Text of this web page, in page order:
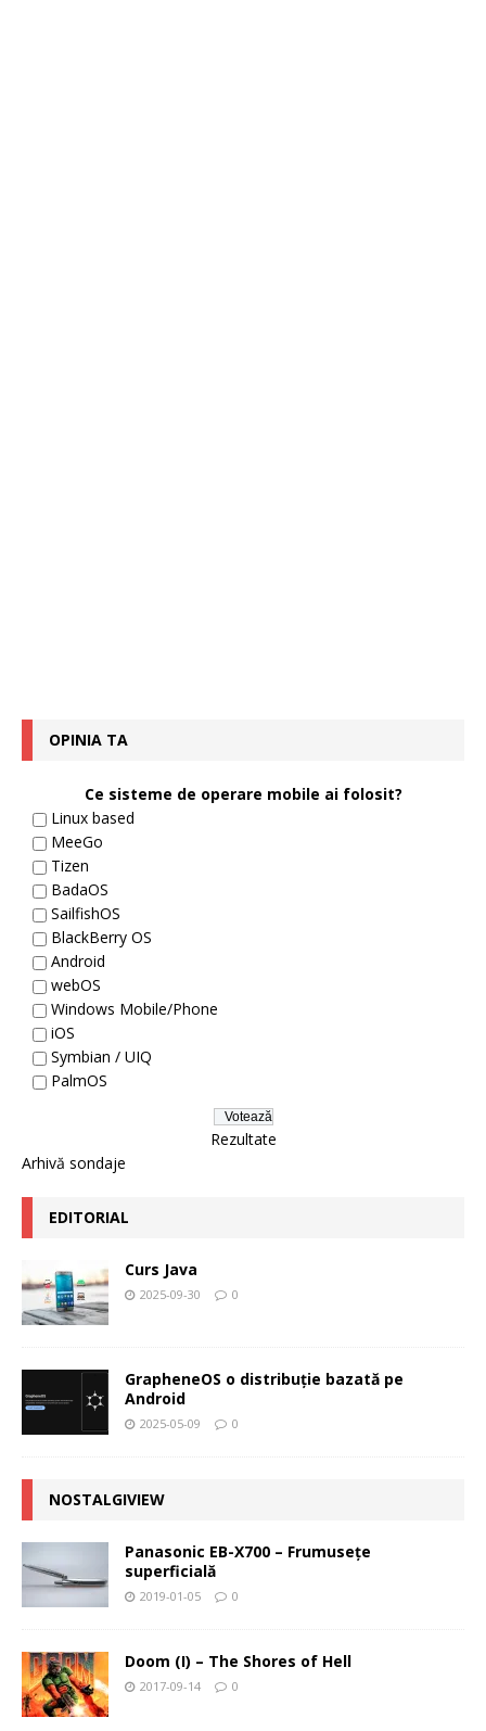
OPINIA TA
Ce sisteme de operare mobile ai folosit?
Linux based
MeeGo
Tizen
BadaOS
SailfishOS
BlackBerry OS
Android
webOS
Windows Mobile/Phone
iOS
Symbian / UIQ
PalmOS
Rezultate
Arhivă sondaje
EDITORIAL
Curs Java
2025-09-30 0
GrapheneOS o distribuție bazată pe
Android
2025-05-09 0
NOSTALGIVIEW
Panasonic EB-X700 – Frumuseţe
superficială
2019-01-05 0
Doom (I) – The Shores of Hell
2017-09-14 0